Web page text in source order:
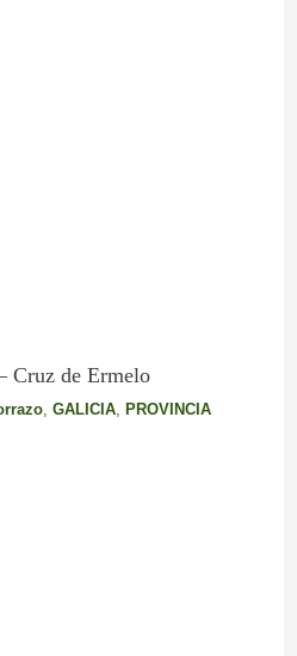
Cruz de Ermelo
, GALICIA, PROVINCIA